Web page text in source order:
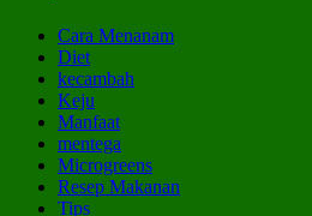
Cara Menanam
Diet
kecambah
Keju
Manfaat
mentega
Microgreens
Resep Makanan
Tips